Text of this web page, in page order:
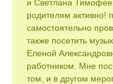
и Светлана
родителям активно!
самостоятельно
также посетить
Еленой
работником. Мне
том, и в другом